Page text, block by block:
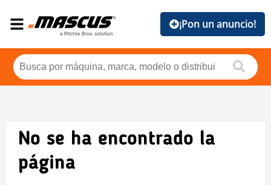
¡Pon un anuncio!
No se ha encontrado la
página